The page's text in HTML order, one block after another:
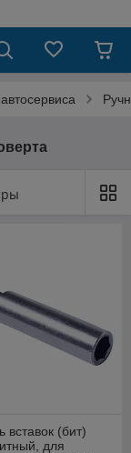
вставок (бит)
для